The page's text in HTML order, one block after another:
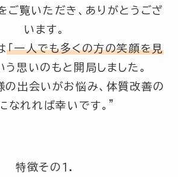
ご覧いただき、ありがとうござ
います。
「一人でも多くの方の笑顔を見
う思いのもと開局しました。
の出会いがお悩み、体質改善の
なれれば幸いです。”
特徴その１.